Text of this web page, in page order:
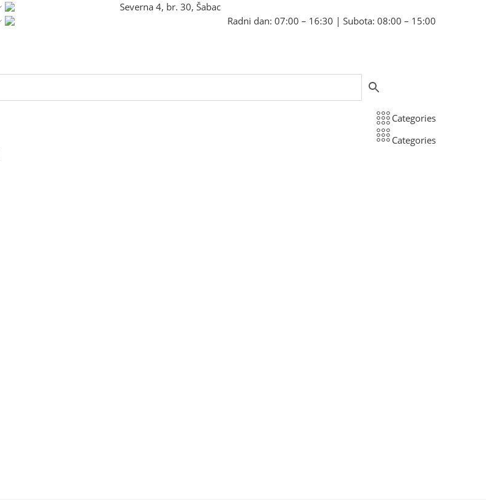
Severna 4, br. 30, Šabac
Radni dan: 07:00 – 16:30 | Subota: 08:00 – 15:00
Categories
Categories